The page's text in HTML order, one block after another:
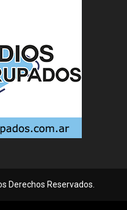
Derechos Reservados.